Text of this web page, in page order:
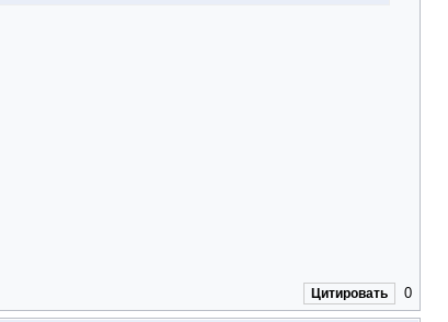
Цитировать 0